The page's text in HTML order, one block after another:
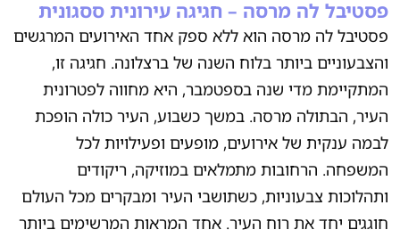
פסטיבל לה מרסה – חגיגה עירונית ססגונית
פסטיבל לה מרסה הוא ללא ספק אחד האירועים המרגשים
והצבעוניים ביותר בלוח השנה של ברצלונה. חגיגה זו,
המתקיימת מדי שנה בספטמבר, היא מחווה לפטרונית
העיר, הבתולה מרסה. במשך כשבוע, העיר כולה הופכת
לבמה ענקית של אירועים, מופעים ופעילויות לכל
המשפחה. הרחובות מתמלאים במוזיקה, ריקודים
ותהלוכות צבעוניות, כשתושבי העיר ומבקרים מכל העולם
חוגגים יחד את רוח העיר. אחד המראות המרשימים ביותר